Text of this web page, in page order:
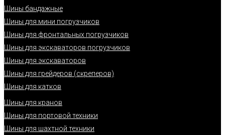
Шины бандажные
Шины для мини погрузчиков
Шины для фронтальных погрузчиков
Шины для экскаваторов погрузчиков
Шины для экскаваторов
Шины для грейдеров (скреперов)
Шины для катков
Шины для кранов
Шины для портовой техники
Шины для шахтной техники